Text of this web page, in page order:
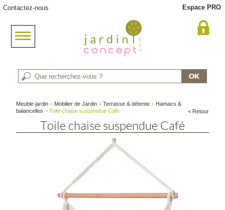
Contactez-nous Espace PRO
Meuble jardin > Mobilier de Jardin >Terrasse & détente > Hamacs &
balancelles > Toile chaise suspendue Café < Retour
Toile chaise suspendue Café